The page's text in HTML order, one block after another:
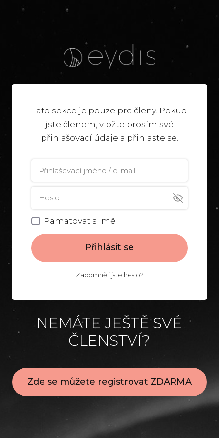
Tato sekce je pouze pro členy. Pokud
jste členem, vložte prosím své
přihlašovací údaje a přihlaste se.
Pamatovat si mě
Přihlásit se
Zapomněli jste heslo?
NEMÁTE JEŠTĚ SVÉ
ČLENSTVÍ?
Zde se můžete registrovat ZDARMA